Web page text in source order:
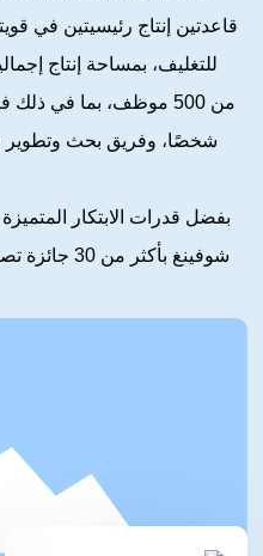
قاعدتين إنتاج رئيسيتين في
بفضل قدرات الابتكار
الكحولية مثل ماوتاي،